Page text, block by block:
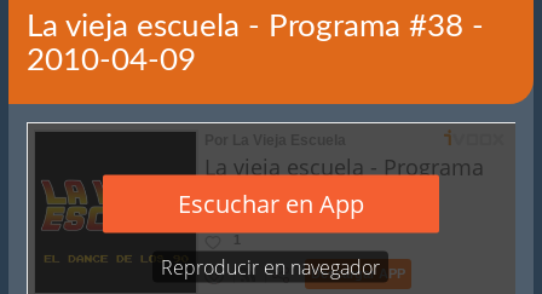
La vieja escuela - Programa #38 -
2010-04-09